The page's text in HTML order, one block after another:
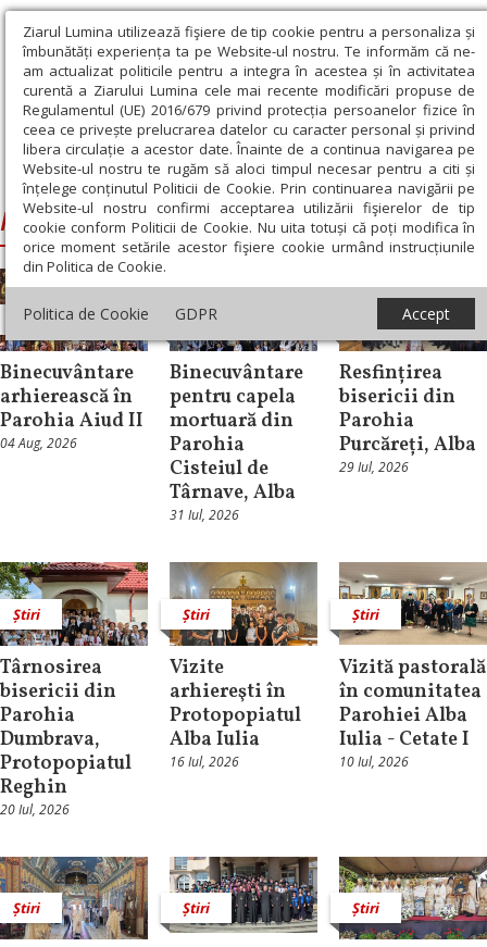
Ziarul Lumina utilizează fişiere de tip cookie pentru a personaliza și
îmbunătăți experiența ta pe Website-ul nostru. Te informăm că ne-
am actualizat politicile pentru a integra în acestea și în activitatea
curentă a Ziarului Lumina cele mai recente modificări propuse de
Regulamentul (UE) 2016/679 privind protecția persoanelor fizice în
ceea ce privește prelucrarea datelor cu caracter personal și privind
libera circulație a acestor date. Înainte de a continua navigarea pe
Website-ul nostru te rugăm să aloci timpul necesar pentru a citi și
înțelege conținutul Politicii de Cookie. Prin continuarea navigării pe
Website-ul nostru confirmi acceptarea utilizării fişierelor de tip
cookie conform Politicii de Cookie. Nu uita totuși că poți modifica în
orice moment setările acestor fişiere cookie urmând instrucțiunile
din Politica de Cookie.
Politica de Cookie GDPR Accept
Ziarul Lumina › Irineu, Arhiepiscopul Alba Iuliei
Irineu, Arhiepiscopul Alba Iuliei
Știri
Binecuvântare
arhierească în
Parohia Aiud II
04 Aug, 2026
Știri
Binecuvântare
pentru capela
mortuară din
Parohia
Cisteiul de
Târnave, Alba
31 Iul, 2026
Resfințirea
bisericii din
Parohia
Purcăreți, Alba
29 Iul, 2026
Știri
Târnosirea
bisericii din
Parohia
Dumbrava,
Protopopiatul
Reghin
20 Iul, 2026
Știri
Vizite
arhiereşti în
Protopopiatul
Alba Iulia
16 Iul, 2026
Știri
Vizită pastorală
în comunitatea
Parohiei Alba
Iulia - Cetate I
10 Iul, 2026
Știri Știri Știri